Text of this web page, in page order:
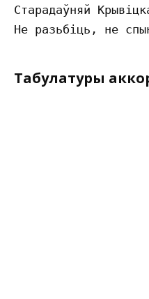
Старадаўняй
Табулатуры